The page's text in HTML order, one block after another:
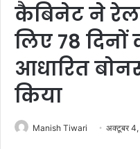
कैबिनेट ने
लिए 78 दिनों
आधारित
किया
Manish Tiwari अक्टूबर